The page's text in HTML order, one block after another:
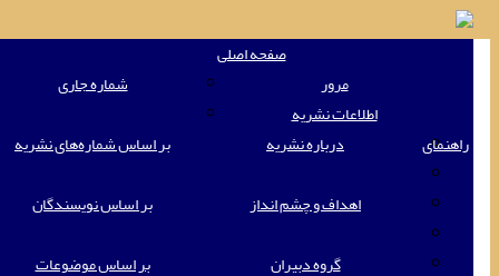
صفحه اصلی
مرور
شماره جاری
بر اساس شماره‌های نشریه
بر اساس نویسندگان
بر اساس موضوعات
اطلاعات نشریه
درباره نشریه
اهداف و چشم انداز
گروه دبیران
راهنمای